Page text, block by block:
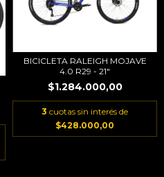
BICICLETA RALEIGH MOJAVE
4.0 R29 - 21"
$1.284.000,00
3 cuotas sin interés de
$428.000,00